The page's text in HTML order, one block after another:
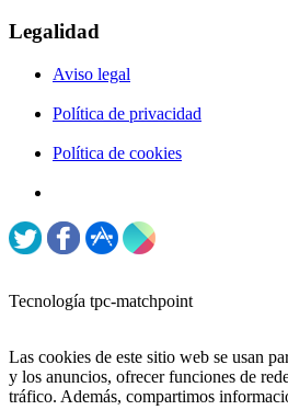
Legalidad
Aviso legal
Política de privacidad
Política de cookies
Tecnología tpc-matchpoint
Las cookies de este sitio web se usan
y los anuncios, ofrecer funciones de
tráfico. Además, compartimos